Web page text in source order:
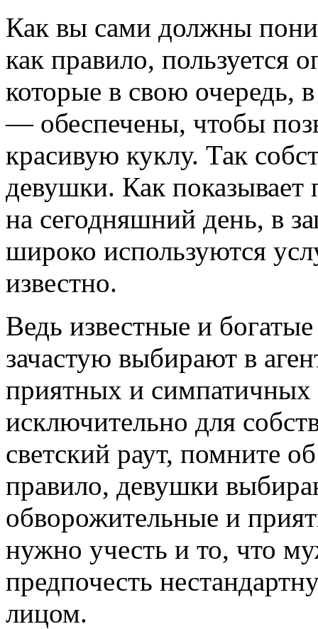
Как вы сами должны
как правило, пользуется
которые в свою очередь,
— обеспечены, чтобы
красивую куклу. Так
девушки. Как показывает
на сегодняшний день, в
широко используются
известно.
Ведь известные и
зачастую выбирают в
приятных и симпатичных
исключительно для
светский раут, помните
правило, девушки
обворожительные и
нужно учесть и то, что
предпочесть
лицом.